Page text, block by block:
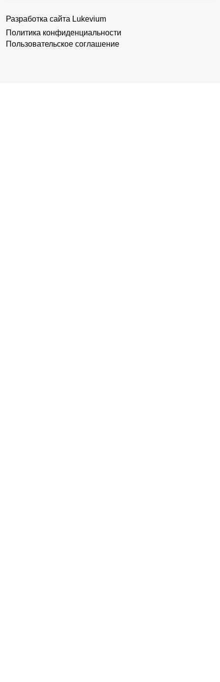
Разработка сайта Lukevium
Политика конфиденциальности
Пользовательское соглашение